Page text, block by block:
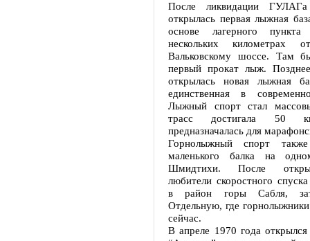
После ликвидации
открылась первая лыжная
основе лагерного
нескольких километрах
Вальковскому шоссе. Там
первый прокат лыж.
открылась новая лыжная
единственная в
Лыжный спорт стал
трасс достигала 50
предназначалась для
Горнолыжный спорт
маленького балка на
Шмидтихи. После
любители скоростного
в район горы Сабля,
Отдельную, где
сейчас.
В апреле 1970 года